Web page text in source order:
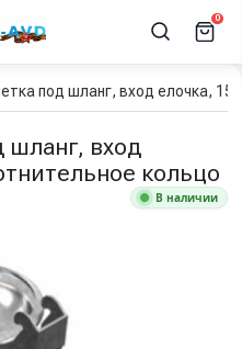
0
под шланг, вход елочка,
шланг, вход
кольцо
В наличии